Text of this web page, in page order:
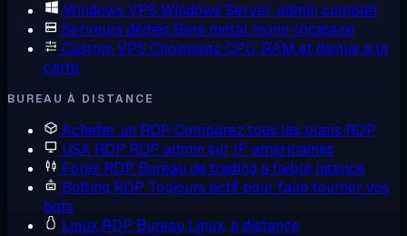
Windows VPS Windows Server, admin complet
Serveurs dédiés Bare metal mono-locataire
Custom VPS Choisissez CPU, RAM et disque à la
carte
BUREAU À DISTANCE
Acheter un RDP Comparez tous les plans RDP
USA RDP RDP admin sur IP américaines
Forex RDP Bureau de trading à faible latence
Botting RDP Toujours actif pour faire tourner vos
bots
Linux RDP Bureau Linux, à distance